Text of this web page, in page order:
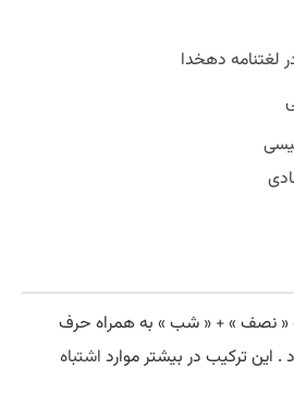
دهخدا
« نصف » + « شب » به همراه حرف
این ترکیب در بیشتر موارد اشتباه